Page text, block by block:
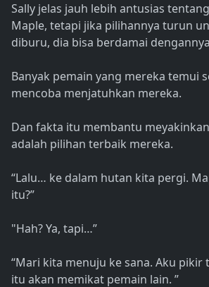
Sally jelas jauh lebih antusias
Maple, tetapi jika pilihannya turun
diburu, dia bisa berdamai
Banyak pemain yang mereka temui
mencoba menjatuhkan mereka.
Dan fakta itu membantu
adalah pilihan terbaik mereka.
“Lalu… ke dalam hutan kita pergi.
itu?”
"Hah? Ya, tapi…”
“Mari kita menuju ke sana. Aku pikir
itu akan memikat pemain lain. ”